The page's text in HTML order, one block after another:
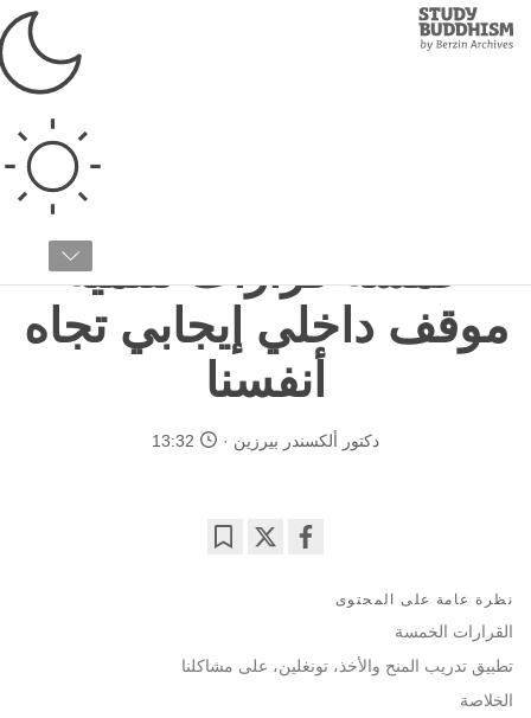
Study
Buddhism
خمسة قرارات لتنمية
موقف داخلي إيجابي تجاه
أنفسنا
دكتور ألكسندر بيرزين 13:32
نظرة عامة على المحتوى
القرارات الخمسة
تطبيق تدريب المنح والأخذ، تونغلين، على مشاكلنا
الخلاصة